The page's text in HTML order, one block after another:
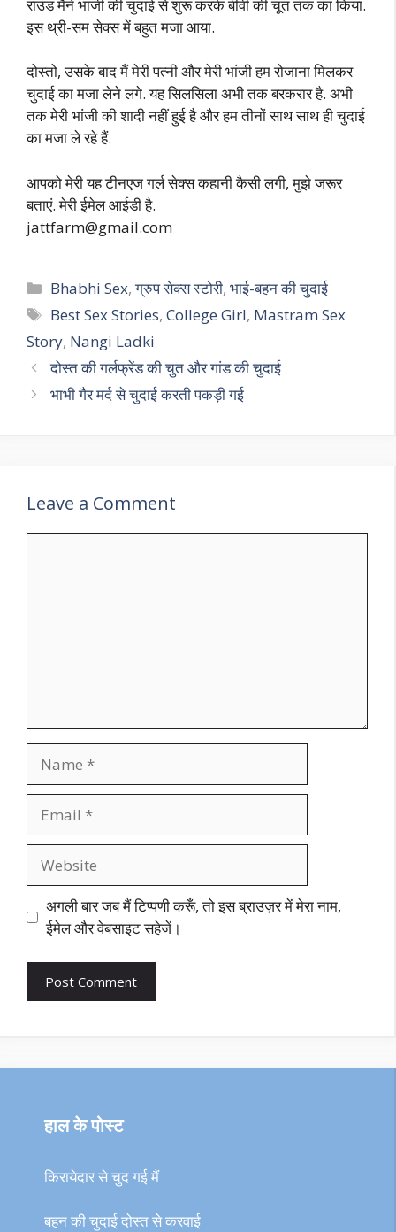
राउंड मैंने भांजी की चुदाई से शुरू करके बीवी की चूत तक का किया.
इस थ्री-सम सेक्स में बहुत मजा आया.
दोस्तो, उसके बाद मैं मेरी पत्नी और मेरी भांजी हम रोजाना मिलकर
चुदाई का मजा लेने लगे. यह सिलसिला अभी तक बरकरार है. अभी
तक मेरी भांजी की शादी नहीं हुई है और हम तीनों साथ साथ ही चुदाई
का मजा ले रहे हैं.
आपको मेरी यह टीनएज गर्ल सेक्स कहानी कैसी लगी, मुझे जरूर
बताएं. मेरी ईमेल आईडी है.
jattfarm@gmail.com
Categories
Bhabhi Sex,ग्रुप सेक्स स्टोरी,भाई-बहन की चुदाई
Tags
Best Sex Stories,College Girl, Mastram Sex
Story, Nangi Ladki
दोस्त की गर्लफ्रेंड की चुत और गांड की चुदाई
भाभी गैर मर्द से चुदाई करती पकड़ी गई
Leave a Comment
अगली बार जब मैं टिप्पणी करूँ, तो इस ब्राउज़र में मेरा नाम,
ईमेल और वेबसाइट सहेजें।
हाल के पोस्ट
किरायेदार से चुद गई मैं
बहन की चुदाई दोस्त से करवाई